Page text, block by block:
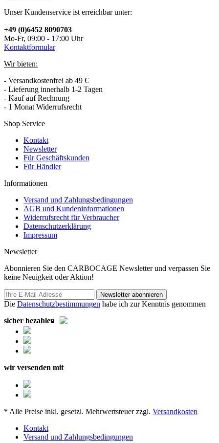
Unser Kundenservice ist erreichbar unter:
+49 (0)6452 8090703
Mo-Fr, 09:00 - 17:00 Uhr
Kontaktformular
Wir bieten:
- Versandkostenfrei ab 49 €
- Lieferung innerhalb 1-2 Tagen
- Kauf auf Rechnung
- 1 Monat Widerrufsrecht
Shop Service
Kontakt
Newsletter
Für Geschäftskunden
Für Händler
Informationen
Versand und Zahlungsbedingungen
AGB und Kundeninformationen
Widerrufsrecht für Verbraucher
Datenschutzerklärung
Impressum
Newsletter
Abonnieren Sie den CARBOCAGE Newsletter und verpassen Sie
keine Neuigkeit oder Aktion!
Newsletter abonnieren
Die Datenschutzbestimmungen habe ich zur Kenntnis genommen
sicher bezahlen
wir versenden mit
* Alle Preise inkl. gesetzl. Mehrwertsteuer zzgl. Versandkosten
Kontakt
Versand und Zahlungsbedingungen